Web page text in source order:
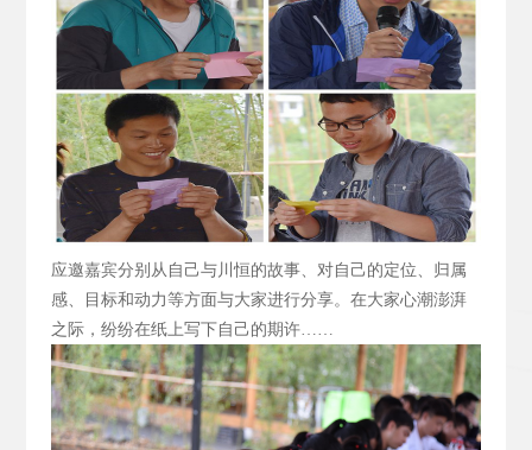
应邀嘉宾分别从自己与川恒的故事、对自己的定位、归属
感、目标和动力等方面与大家进行分享。在大家心潮澎湃
之际，纷纷在纸上写下自己的期许……